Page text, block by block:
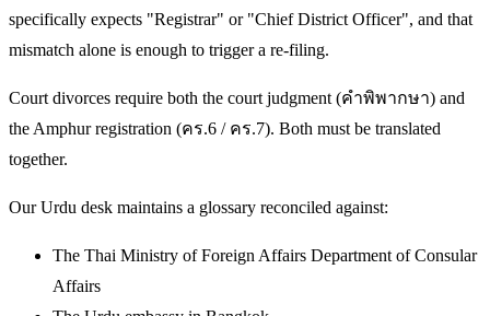
specifically expects "Registrar" or "Chief District Officer", and that
mismatch alone is enough to trigger a re-filing.
Court divorces require both the court judgment (คำพิพากษา) and
the Amphur registration (คร.6 / คร.7). Both must be translated
together.
Our Urdu desk maintains a glossary reconciled against:
The Thai Ministry of Foreign Affairs Department of Consular
Affairs